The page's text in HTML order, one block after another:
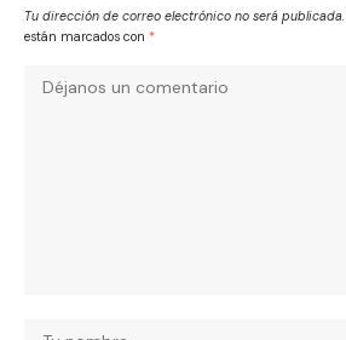
Tu dirección de correo electrónico no será publicada.
están marcados con *